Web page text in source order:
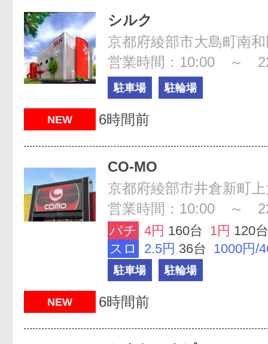
シルク
京都府綾部市大島町南
営業時間：10:00 ～
駐車場 駐輪場
NEW 6時間前
CO-MO
京都府綾部市井倉新町
営業時間：10:00 ～
パチ 4円 160台 1円 120台
スロ
2.5円 36台 1000円/
駐車場 駐輪場
NEW 6時間前